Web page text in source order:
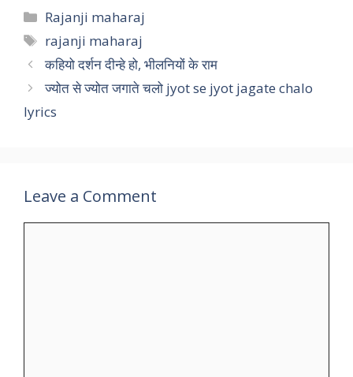
Categories
Rajanji maharaj
Tags
rajanji maharaj
कहियो दर्शन दीन्हे हो, भीलनियों के राम
ज्योत से ज्योत जगाते चलो jyot se jyot jagate chalo
lyrics
Leave a Comment